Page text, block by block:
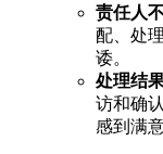
责任人
配、处
诿。
处理结
访和确
感到满意